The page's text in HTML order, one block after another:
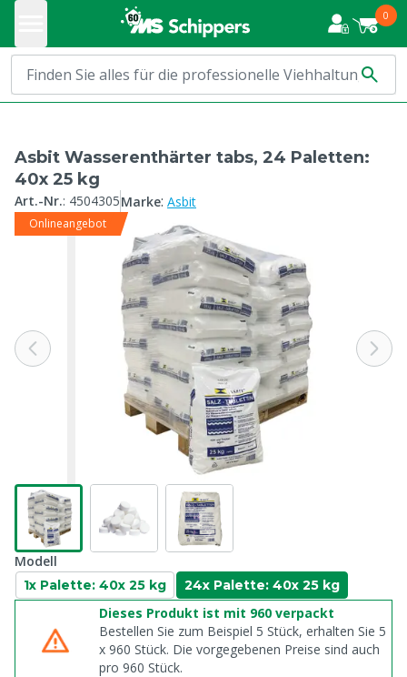
0
Asbit Wasserenthärter tabs, 24 Paletten:
40x 25 kg
Art.-Nr.: 4504305Marke: Asbit
Onlineangebot
Modell
1x Palette: 40x 25 kg 24x Palette: 40x 25 kg
Dieses Produkt ist mit 960 verpackt
Bestellen Sie zum Beispiel 5 Stück, erhalten Sie 5
x 960 Stück. Die vorgegebenen Preise sind auch
pro 960 Stück.